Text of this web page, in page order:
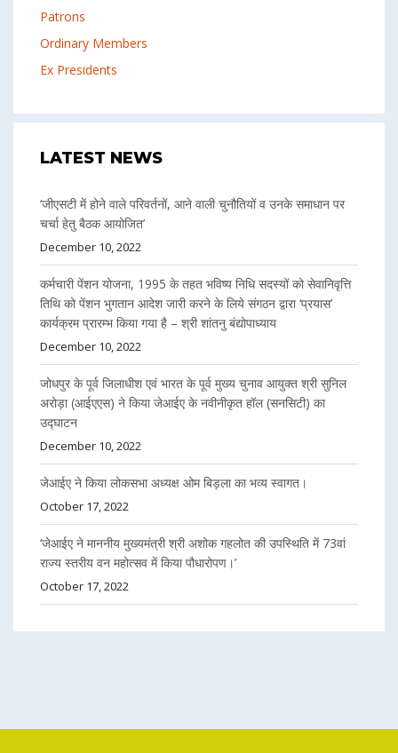
Patrons
Ordinary Members
Ex Presidents
LATEST NEWS
‘जीएसटी में होने वाले परिवर्तनों, आने वाली चुनौतियों व उनके समाधान पर
चर्चा हेतु बैठक आयोजित’
December 10, 2022
कर्मचारी पेंशन योजना, 1995 के तहत भविष्य निधि सदस्यों को सेवानिवृत्ति
तिथि को पेंशन भुगतान आदेश जारी करने के लिये संगठन द्वारा ‘प्रयास’
कार्यक्रम प्रारम्भ किया गया है – श्री शांतनु बंद्योपाध्याय
December 10, 2022
जोधपुर के पूर्व जिलाधीश एवं भारत के पूर्व मुख्य चुनाव आयुक्त श्री सुनिल
अरोड़ा (आईएएस) ने किया जेआईए के नवीनीकृत हॉल (सनसिटी) का
उद्घाटन
December 10, 2022
जेआईए ने किया लोकसभा अध्यक्ष ओम बिड़ला का भव्य स्वागत।
October 17, 2022
‘जेआईए ने माननीय मुख्यमंत्री श्री अशोक गहलोत की उपस्थिति में 73वां
राज्य स्तरीय वन महोत्सव में किया पौधारोपण।’
October 17, 2022